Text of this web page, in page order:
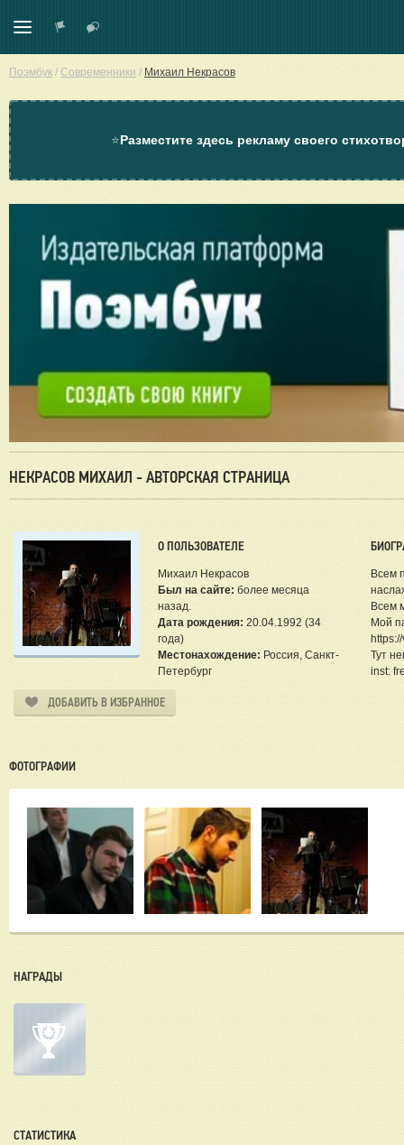
Поэмбук / Современники / Михаил Некрасов
⭐Разместите здесь рекламу своего
НЕКРАСОВ МИХАИЛ - АВТОРСКАЯ СТРАНИЦА
О ПОЛЬЗОВАТЕЛЕ
Михаил Некрасов
Был на сайте: более месяца
назад.
Дата рождения: 20.04.1992 (34
года)
Местонахождение: Россия, Санкт-
Петербург
ДОБАВИТЬ В ИЗБРАННОЕ
Всем
Всем
Мой
Тут
inst:
ФОТОГРАФИИ
НАГРАДЫ
СТАТИСТИКА